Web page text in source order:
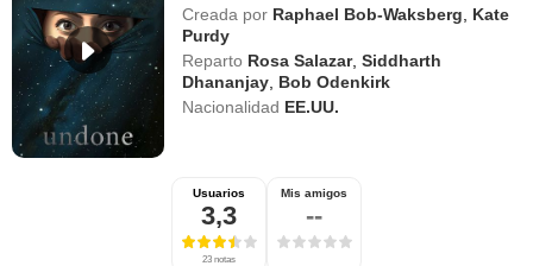
Creada por Raphael Bob-Waksberg
Kate
Purdy
Reparto Rosa Salazar,Siddharth
Dhananjay Bob Odenkirk
Nacionalidad EE.UU.
Usuarios
3,3
23 notas
Mis amigos
--